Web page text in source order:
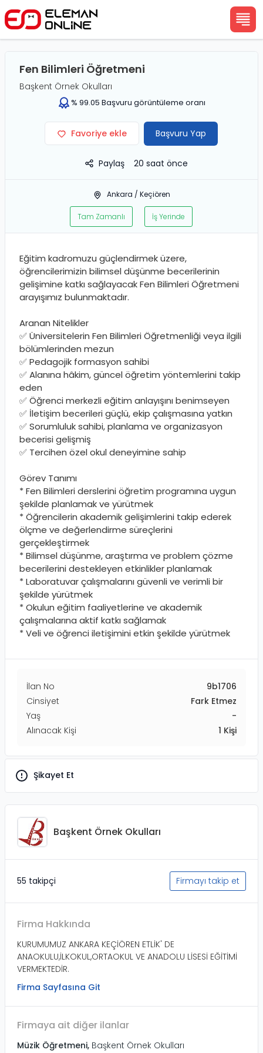
Fen Bilimleri Öğretmeni
Başkent Örnek Okulları
% 99.05 Başvuru görüntüleme oranı
Favoriye ekle Başvuru Yap
Paylaş 20 saat önce
Ankara / Keçiören
Tam Zamanlı İş Yerinde
Eğitim kadromuzu güçlendirmek üzere,
öğrencilerimizin bilimsel düşünme becerilerinin
gelişimine katkı sağlayacak Fen Bilimleri Öğretmeni
arayışımız bulunmaktadır.
Aranan Nitelikler
✅ Üniversitelerin Fen Bilimleri Öğretmenliği veya ilgili
bölümlerinden mezun
✅ Pedagojik formasyon sahibi
✅ Alanına hâkim, güncel öğretim yöntemlerini takip
eden
✅ Öğrenci merkezli eğitim anlayışını benimseyen
✅ İletişim becerileri güçlü, ekip çalışmasına yatkın
✅ Sorumluluk sahibi, planlama ve organizasyon
becerisi gelişmiş
✅ Tercihen özel okul deneyimine sahip
Görev Tanımı
* Fen Bilimleri derslerini öğretim programına uygun
şekilde planlamak ve yürütmek
* Öğrencilerin akademik gelişimlerini takip ederek
ölçme ve değerlendirme süreçlerini
gerçekleştirmek
* Bilimsel düşünme, araştırma ve problem çözme
becerilerini destekleyen etkinlikler planlamak
* Laboratuvar çalışmalarını güvenli ve verimli bir
şekilde yürütmek
* Okulun eğitim faaliyetlerine ve akademik
çalışmalarına aktif katkı sağlamak
* Veli ve öğrenci iletişimini etkin şekilde yürütmek
İlan No
9b1706
Cinsiyet
Fark Etmez
Yaş
-
Alınacak Kişi
1 Kişi
Şikayet Et
Başkent Örnek Okulları
55 takipçi Firmayı takip et
Firma Hakkında
KURUMUMUZ ANKARA KEÇİÖREN ETLİK' DE
ANAOKULU,İLKOKUL,ORTAOKUL VE ANADOLU LİSESİ EĞİTİMİ
VERMEKTEDİR.
Firma Sayfasına Git
Firmaya ait diğer ilanlar
Müzik Öğretmeni, Başkent Örnek Okulları